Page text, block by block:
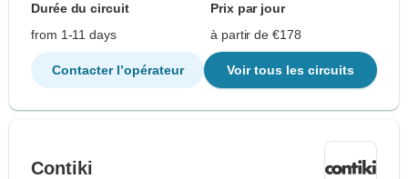
Durée du circuit
Prix par jour
from 1-11 days
à partir de €178
Contacter l’opérateur Voir tous les circuits
Contiki